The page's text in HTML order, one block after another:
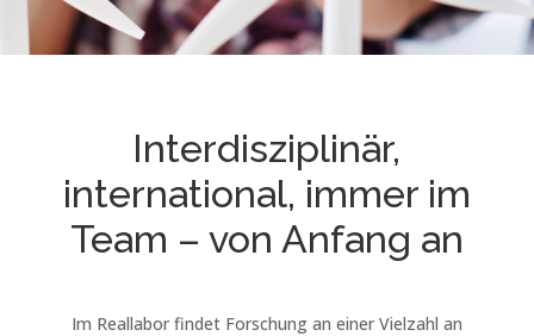
Interdisziplinär,
international, immer im
Team – von Anfang an
Im Reallabor findet Forschung an einer Vielzahl an